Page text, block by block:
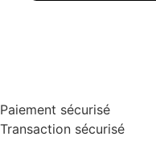
Paiement sécurisé
Transaction sécurisé